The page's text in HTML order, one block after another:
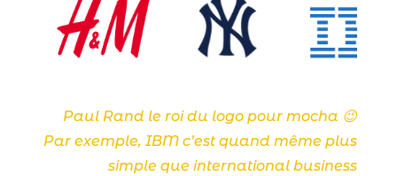
Paul Rand le roi du logo pour mocha 😉
Par exemple, IBM c’est quand même plus
simple que international business